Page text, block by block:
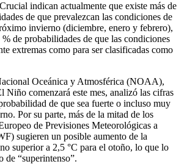
indican actualmente que existe más de
de que prevalezcan las condiciones de
invierno (diciembre, enero y febrero),
de probabilidades de que las condiciones
extremas como para ser clasificadas como
Oceánica y Atmosférica (NOAA),
Niño comenzará este mes, analizó las cifras
de que sea fuerte o incluso muy
Por su parte, más de la mitad de los
de Previsiones Meteorológicas a
sugieren un posible aumento de la
superior a 2,5 °C para el otoño, lo que lo
de “superintenso”.